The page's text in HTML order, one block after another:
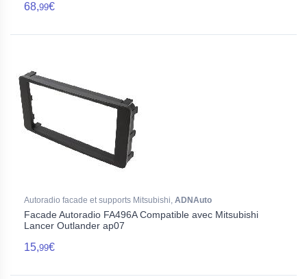
68,99€
Autoradio facade et supports Mitsubishi, ADNAuto
Facade Autoradio FA496A Compatible avec Mitsubishi
Lancer Outlander ap07
15,99€